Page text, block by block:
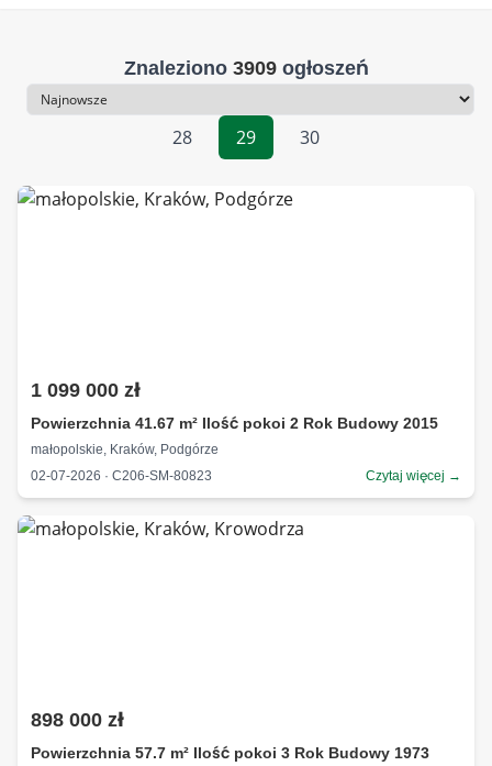
Znaleziono 3909ogłoszeń
Sortowanie
28
29 30
1 099 000 zł
Powierzchnia 41.67 m² Ilość pokoi 2 Rok Budowy 2015
małopolskie, Kraków, Podgórze
02-07-2026 · C206-SM-80823
Czytaj więcej →
898 000 zł
Powierzchnia 57.7 m² Ilość pokoi 3 Rok Budowy 1973